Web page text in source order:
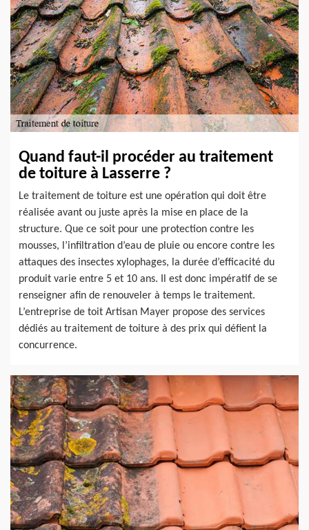
Quand faut-il procéder au traitement
de toiture à Lasserre ?
Le traitement de toiture est une opération qui doit être
réalisée avant ou juste après la mise en place de la
structure. Que ce soit pour une protection contre les
mousses, l’infiltration d’eau de pluie ou encore contre les
attaques des insectes xylophages, la durée d’efficacité du
produit varie entre 5 et 10 ans. Il est donc impératif de se
renseigner afin de renouveler à temps le traitement.
L’entreprise de toit Artisan Mayer propose des services
dédiés au traitement de toiture à des prix qui défient la
concurrence.